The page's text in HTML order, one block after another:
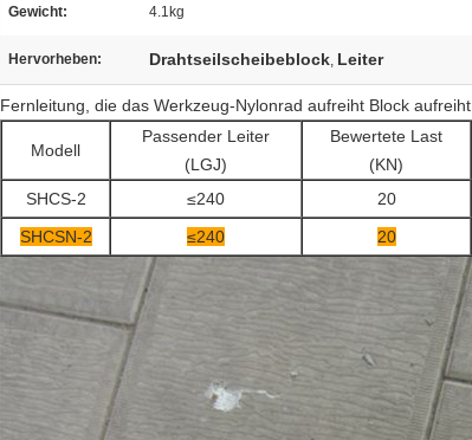
Gewicht: 4.1kg
Hervorheben: Drahtseilscheibeblock, Leiter
Fernleitung, die das Werkzeug-Nylonrad aufreiht Block aufreiht
Modell
Passender Leiter
(LGJ)
Bewertete Last
(KN)
SHCS-2 ≤240 20
SHCSN-2
≤240 20